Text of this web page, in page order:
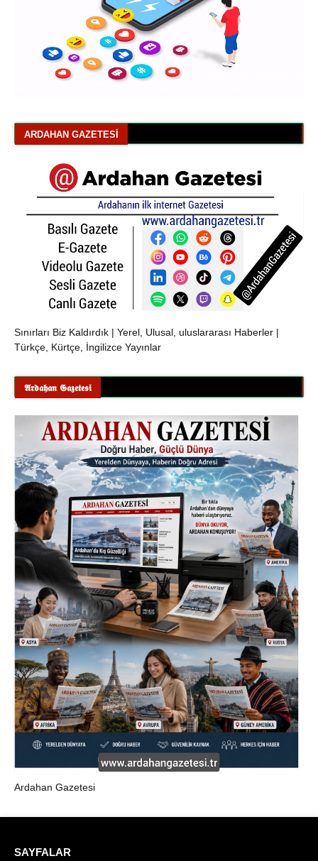
ARDAHAN GAZETESI
Sınırları Biz Kaldırdık | Yerel, Ulusal, uluslararası Haberler |
Türkçe, Kürtçe, İngilizce Yayınlar
𝕬𝖗𝖉𝖆𝖍𝖆𝖓 𝕲𝖆𝖟𝖊𝖙𝖊𝖘𝖎
Ardahan Gazetesi
SAYFALAR